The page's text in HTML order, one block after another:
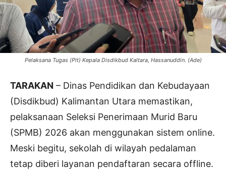
Pelaksana Tugas (Plt) Kepala Disdikbud Kaltara, Hassanuddin. (Ade)
TARAKAN – Dinas Pendidikan dan Kebudayaan
(Disdikbud) Kalimantan Utara memastikan,
pelaksanaan Seleksi Penerimaan Murid Baru
(SPMB) 2026 akan menggunakan sistem online.
Meski begitu, sekolah di wilayah pedalaman
tetap diberi layanan pendaftaran secara offline.